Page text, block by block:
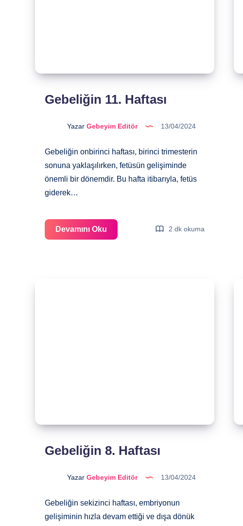
Gebeliğin 11. Haftası
Yazar Gebeyim Editör 13/04/2024
Gebeliğin onbirinci haftası, birinci trimesterin
sonuna yaklaşılırken, fetüsün gelişiminde
önemli bir dönemdir. Bu hafta itibarıyla, fetüs
giderek…
Devamını Oku
11.
2 dk okuma
Gebeliğin 8. Haftası
Yazar Gebeyim Editör 13/04/2024
Gebeliğin sekizinci haftası, embriyonun
gelişiminin hızla devam ettiği ve dışa dönük